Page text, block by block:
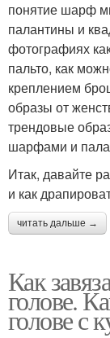
понятие шарф
палантины и
фотографиях
пальто, как
креплением
образы от
трендовые
шарфами и
Итак, давайте
и как
читать дальше →
Как
голове.
голове с